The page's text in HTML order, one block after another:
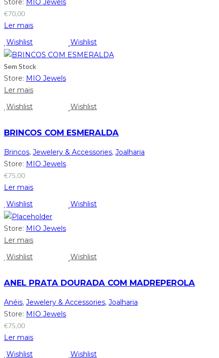
Store: MIO Jewels
€70,00
Ler mais
Wishlist
Wishlist
Sem Stock
Store: MIO Jewels
Ler mais
Wishlist
Wishlist
BRINCOS COM ESMERALDA
Brincos, Jewelery & Accessories, Joalharia
Store: MIO Jewels
€75,00
Ler mais
Wishlist
Wishlist
Store: MIO Jewels
Ler mais
Wishlist
Wishlist
ANEL PRATA DOURADA COM MADREPEROLA
Anéis, Jewelery & Accessories, Joalharia
Store: MIO Jewels
€75,00
Ler mais
Wishlist
Wishlist